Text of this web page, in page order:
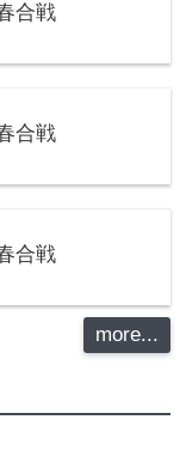
合戦
合戦
合戦
more...